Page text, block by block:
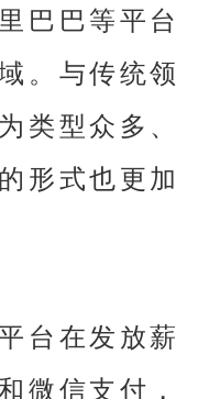
巴巴等平台
。与传统领
类型众多、
形式也更加
台在发放薪
微信支付，